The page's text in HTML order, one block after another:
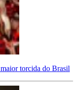
torcida do Brasil